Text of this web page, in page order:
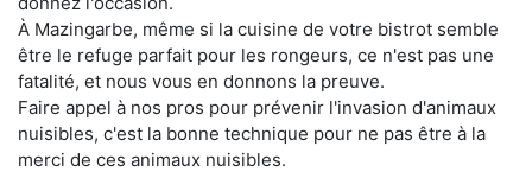
À Mazingarbe, même si la cuisine de votre bistrot semble
être le refuge parfait pour les rongeurs, ce n'est pas une
fatalité, et nous vous en donnons la preuve.
Faire appel à nos pros pour prévenir l'invasion d'animaux
nuisibles, c'est la bonne technique pour ne pas être à la
merci de ces animaux nuisibles.